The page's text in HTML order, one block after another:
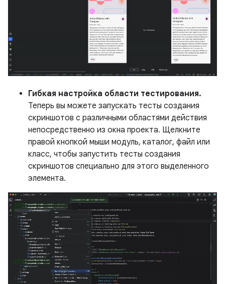
Гибкая настройка области тестирования.
Теперь вы можете запускать тесты создания
скриншотов с различными областями действия
непосредственно из окна проекта. Щелкните
правой кнопкой мыши модуль, каталог, файл или
класс, чтобы запустить тесты создания
скриншотов специально для этого выделенного
элемента.